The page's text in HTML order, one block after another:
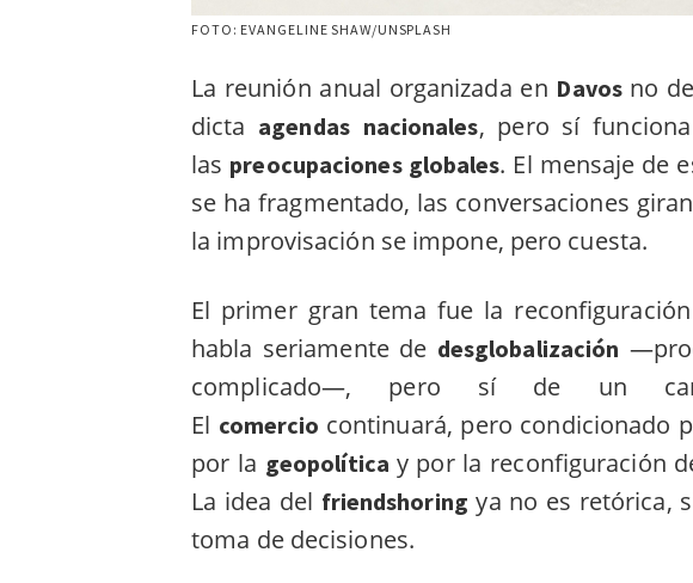
FOTO: EVANGELINE SHAW/UNSPLASH
La reunión anual organizada en Davos no
dicta agendas nacionales, pero sí
las preocupaciones globales. El mensaje de
se ha fragmentado, las conversaciones
la improvisación se impone, pero cuesta.
El primer gran tema fue la
habla seriamente de desglobalización
complicado—, pero sí de un
El comercio continuará, pero condicionado
por la geopolítica y por la reconfiguración
La idea del friendshoring ya no es retórica,
toma de decisiones.